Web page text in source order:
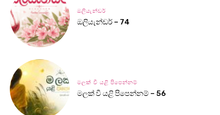
ඔලියැන්ඩර්
ඔලියැන්ඩර් – 74
මලක් වී යළි පිපෙන්නම්
මලක් වී යළි පිපෙන්නම් – 56